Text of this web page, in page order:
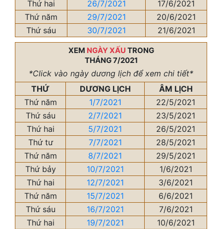
Thứ hai
26/7/2021
17/6/2021
Thứ năm
29/7/2021
20/6/2021
Thứ sáu
30/7/2021 21/6/2021
XEM NGÀY XẤU TRONG
THÁNG 7/2021
*Click vào ngày dương lịch để xem chi tiết*
THỨ
DƯƠNG LỊCH
ÂM LỊCH
Thứ năm
1/7/2021
22/5/2021
Thứ sáu
2/7/2021
23/5/2021
Thứ hai
5/7/2021
26/5/2021
Thứ tư
7/7/2021
28/5/2021
Thứ năm
8/7/2021
29/5/2021
Thứ bảy
10/7/2021
1/6/2021
Thứ hai
12/7/2021
3/6/2021
Thứ năm
15/7/2021
6/6/2021
Thứ sáu
16/7/2021
7/6/2021
Thứ hai
19/7/2021
10/6/2021